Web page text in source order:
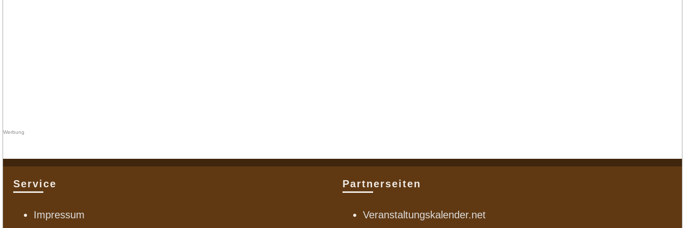
Service
Impressum
Partnerseiten
Veranstaltungskalender.net